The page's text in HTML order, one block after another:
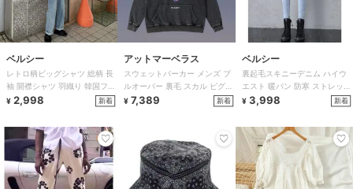
ベルシー
レトロ柄ビッグシャツ 総柄 長
袖 開襟シャツ 羽織り 韓国ファ
ッション
¥ 2,998 新着
アットマーベラス
スウェットパーカー メンズ プ
ルオーバー 裏毛 スカル ピグメ
ント加工 ストリート
¥ 7,389 新着
ベルシー
裏起毛スキニーデニム ハイウ
エスト 暖パン 防寒 ストレッチ
レディース
¥ 3,998 新着